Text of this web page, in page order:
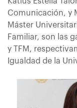
Comunicación, y
Máster
Familiar, son las
y TFM,
Igualdad de la